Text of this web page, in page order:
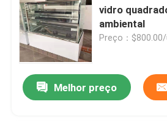
vidro
ambiental
Preço：
Melhor preço